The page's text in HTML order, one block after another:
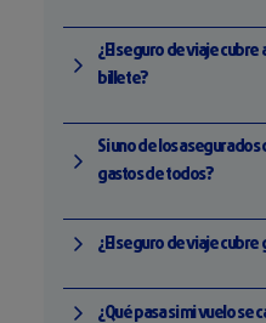
¿El seguro de viaje
billete?
Si uno de los asegurados
gastos de todos?
¿El seguro de viaje
¿Qué pasa si mi vuelo se